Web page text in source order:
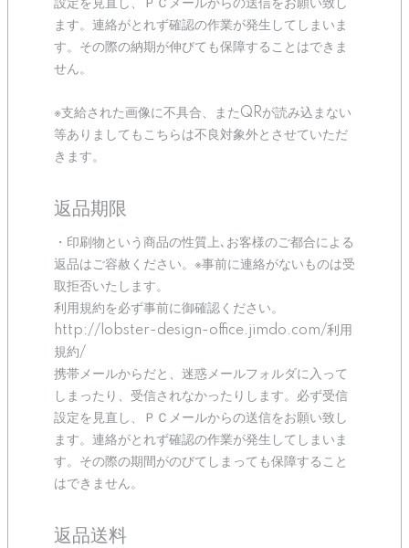
設定を見直し、ＰＣメールからの送信をお願い致し
ます。連絡がとれず確認の作業が発生してしまいま
す。その際の納期が伸びても保障することはできま
せん。
※支給された画像に不具合、またQRが読み込まない
等ありましてもこちらは不良対象外とさせていただ
きます。
返品期限
・印刷物という商品の性質上､お客様のご都合による
返品はご容赦ください。※事前に連絡がないものは受
取拒否いたします。
利用規約を必ず事前に御確認ください。
http://lobster-design-office.jimdo.com/利用
規約/
携帯メールからだと、迷惑メールフォルダに入って
しまったり、受信されなかったりします。必ず受信
設定を見直し、ＰＣメールからの送信をお願い致し
ます。連絡がとれず確認の作業が発生してしまいま
す。その際の期間がのびてしまっても保障すること
はできません。
返品送料